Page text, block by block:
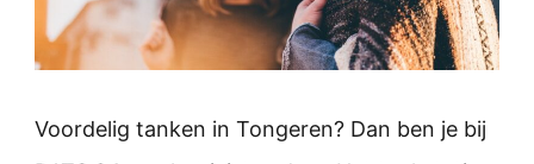
Voordelig tanken in Tongeren? Dan ben je bij